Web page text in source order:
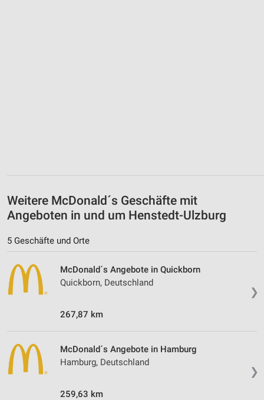
Weitere McDonald´s Geschäfte mit
Angeboten in und um Henstedt-Ulzburg
5 Geschäfte und Orte
❯
McDonald´s Angebote in Quickborn
Quickborn, Deutschland
267,87 km
❯
McDonald´s Angebote in Hamburg
Hamburg, Deutschland
259,63 km